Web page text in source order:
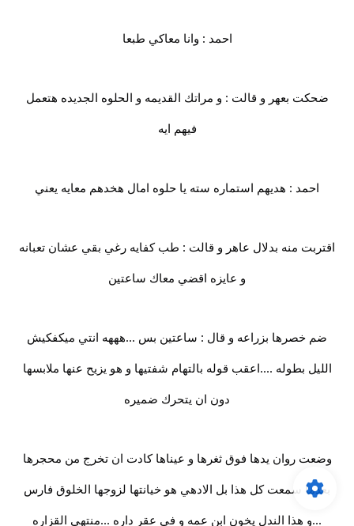
احمد : وانا معاكي طبعا
ضحكت بعهر و قالت : و مراتك القديمه و الحلوه الجديده هتعمل
فيهم ايه
احمد : هديهم استماره سته يا حلوه امال هخدهم معايه يعني
اقتربت منه بدلال عاهر و قالت : طب كفايه رغي بقي عشان تعبانه
و عايزه اقضي معاك ساعتين
ضم خصرها بزراعه و قال : ساعتين بس ...هههه انتي ميكفكيش
الليل بطوله ....اعقب قوله بالتهام شفتيها و هو يزيح عنها ملابسها
دون ان يتحرك ضميره
وضعت روان يدها فوق ثغرها و عيناها كادت ان تخرج من محجرها
بعدما سمعت كل هذا بل الادهي هو خيانتها لزوجها الخلوق فارس
...و هذا الندل يخون ابن عمه و في عقر داره ...منتهي القزاره